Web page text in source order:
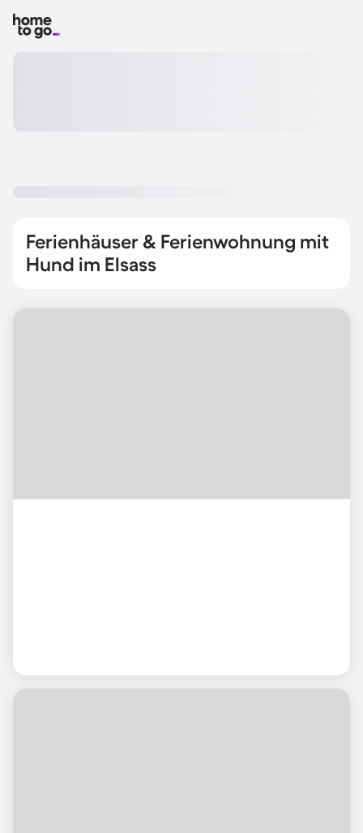
Ferienhäuser & Ferienwohnung mit
Hund im Elsass